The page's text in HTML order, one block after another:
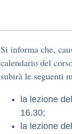
Si informa che,
calendario del
subirà le seguenti
la lezione
16.30;
la lezione